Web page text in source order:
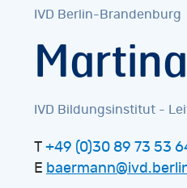
IVD Berlin-Brandenburg
IVD Bildungsinstitut -
T +49 (0)30 89 73 53
E